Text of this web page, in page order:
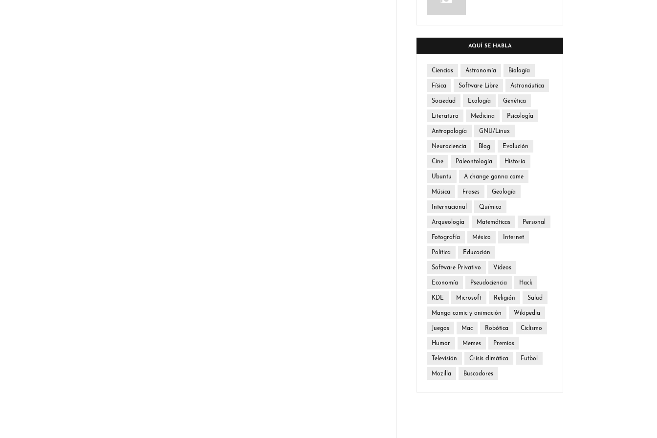
AQUÍ SE HABLA
Ciencias Astronomía Biología
Física Software Libre Astronáutica
Sociedad Ecología Genética
Literatura Medicina Psicología
Antropología GNU/Linux
Neurociencia Blog Evolución
Cine Paleontología Historia
Ubuntu A change gonna come
Música Frases Geología
Internacional Química
Arqueología Matemáticas Personal
Fotografía México Internet
Política Educación
Software Privativo Videos
Economía Pseudociencia Hack
KDE Microsoft Religión Salud
Manga comic y animación Wikipedia
Juegos Mac Robótica Ciclismo
Humor Memes Premios
Televisión Crisis climática Futbol
Mozilla Buscadores